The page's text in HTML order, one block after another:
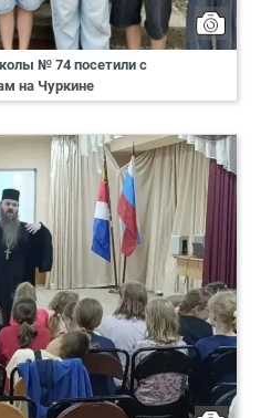
№ 74 посетили с
на Чуркине